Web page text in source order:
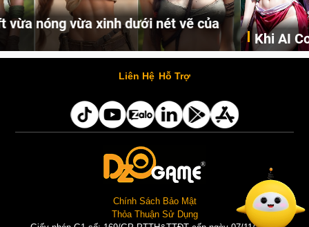
Khi AI Cosplay gái đẹp One Piece
Những cô nàng nóng bỏng Boa Hancock, Nico Robin, Nami, Yamato hay Perona được AI vẽ lại dưới hình thức Cosplay cực kỳ chuẩn chỉnh.
Liên Hệ Hỗ Trợ
Chính Sách Bảo Mật
Thỏa Thuận Sử Dụng